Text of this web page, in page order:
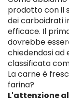
prodotto con il
dei carboidrati
efficace. Il
dovrebbe
chiedendosi ad
classificata
La carne è
farina?
L'attenzione